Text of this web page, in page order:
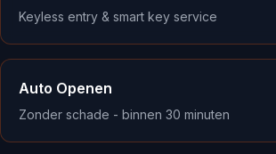
Keyless entry & smart key service
Auto Openen
Zonder schade - binnen 30 minuten